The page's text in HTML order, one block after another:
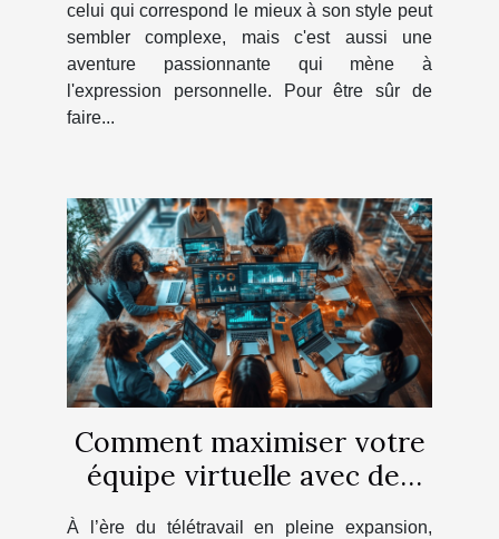
celui qui correspond le mieux à son style peut
sembler complexe, mais c'est aussi une
aventure passionnante qui mène à
l'expression personnelle. Pour être sûr de
faire...
Comment maximiser votre
équipe virtuelle avec des
À l’ère du télétravail en pleine expansion,